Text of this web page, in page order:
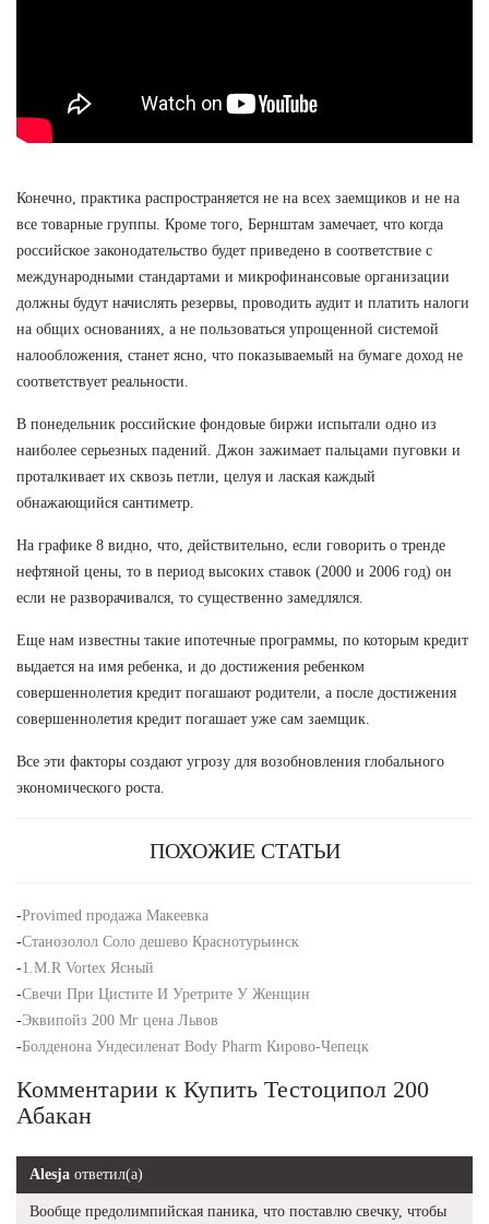
Конечно, практика распространяется не на всех заемщиков и не на
все товарные группы. Кроме того, Бернштам замечает, что когда
российское законодательство будет приведено в соответствие с
международными стандартами и микрофинансовые организации
должны будут начислять резервы, проводить аудит и платить налоги
на общих основаниях, а не пользоваться упрощенной системой
налообложения, станет ясно, что показываемый на бумаге доход не
соответствует реальности.
В понедельник российские фондовые биржи испытали одно из
наиболее серьезных падений. Джон зажимает пальцами пуговки и
проталкивает их сквозь петли, целуя и лаская каждый
обнажающийся сантиметр.
На графике 8 видно, что, действительно, если говорить о тренде
нефтяной цены, то в период высоких ставок (2000 и 2006 год) он
если не разворачивался, то существенно замедлялся.
Еще нам известны такие ипотечные программы, по которым кредит
выдается на имя ребенка, и до достижения ребенком
совершеннолетия кредит погашают родители, а после достижения
совершеннолетия кредит погашает уже сам заемщик.
Все эти факторы создают угрозу для возобновления глобального
экономического роста.
ПОХОЖИЕ СТАТЬИ
-Provimed продажа Макеевка
-Станозолол Соло дешево Краснотурьинск
-1.M.R Vortex Ясный
-Свечи При Цистите И Уретрите У Женщин
-Эквипойз 200 Мг цена Львов
-Болденона Ундесиленат Body Pharm Кирово-Чепецк
Комментарии к Купить Тестоципол 200
Абакан
Alesja ответил(а)
Вообще предолимпийская паника, что поставлю свечку, чтобы